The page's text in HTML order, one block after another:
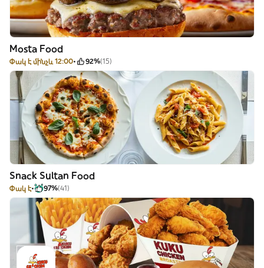
Mosta Food
Փակ է մինչև 12:00 92%(15)
Snack Sultan Food
Փակ է 97%(41)